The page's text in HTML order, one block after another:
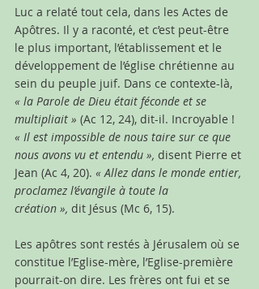
Luc a relaté tout cela, dans les Actes de
Apôtres. Il y a raconté, et c’est peut-être
le plus important, l’établissement et le
développement de l’église chrétienne au
sein du peuple juif. Dans ce contexte-là,
« la Parole de Dieu était féconde et se
multipliait » (Ac 12, 24), dit-il. Incroyable !
« Il est impossible de nous taire sur ce que
nous avons vu et entendu », disent Pierre et
Jean (Ac 4, 20). « Allez dans le monde entier,
proclamez l’évangile à toute la
création », dit Jésus (Mc 6, 15).
Les apôtres sont restés à Jérusalem où se
constitue l’Eglise-mère, l’Eglise-première
pourrait-on dire. Les frères ont fui et se